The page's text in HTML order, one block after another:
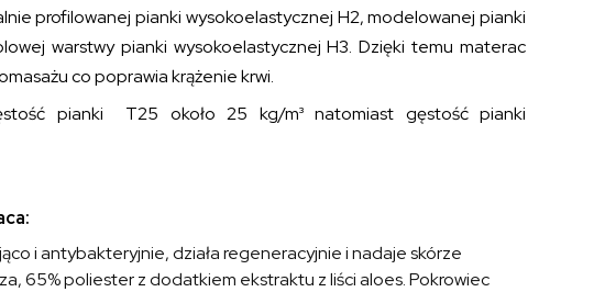
profilowanej pianki wysokoelastycznej H2, modelowanej pianki
warstwy pianki wysokoelastycznej H3. Dzięki temu materac
co poprawia krążenie krwi.
pianki T25 około 25 kg/m³ natomiast gęstość pianki
i antybakteryjnie, działa regeneracyjnie i nadaje skórze
65% poliester z dodatkiem ekstraktu z liści aloes. Pokrowiec